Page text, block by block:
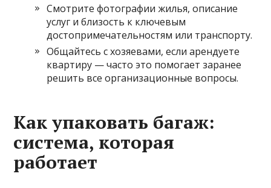
Смотрите фотографии жилья, описание
услуг и близость к ключевым
достопримечательностям или транспорту.
Общайтесь с хозяевами, если арендуете
квартиру — часто это помогает заранее
решить все организационные вопросы.
Как упаковать багаж:
система, которая
работает